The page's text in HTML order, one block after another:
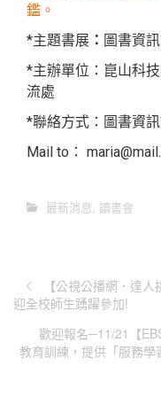
鑑。
*主題書展 ： 圖書資
*主辦單位：崑山科
流處
*聯絡方式：圖書資
Mail to：
最新消息, 讀書會
【公視公播網．達
迎全校師生踴躍參加!
歡迎報名─11/21【
教育訓練，提供「服務